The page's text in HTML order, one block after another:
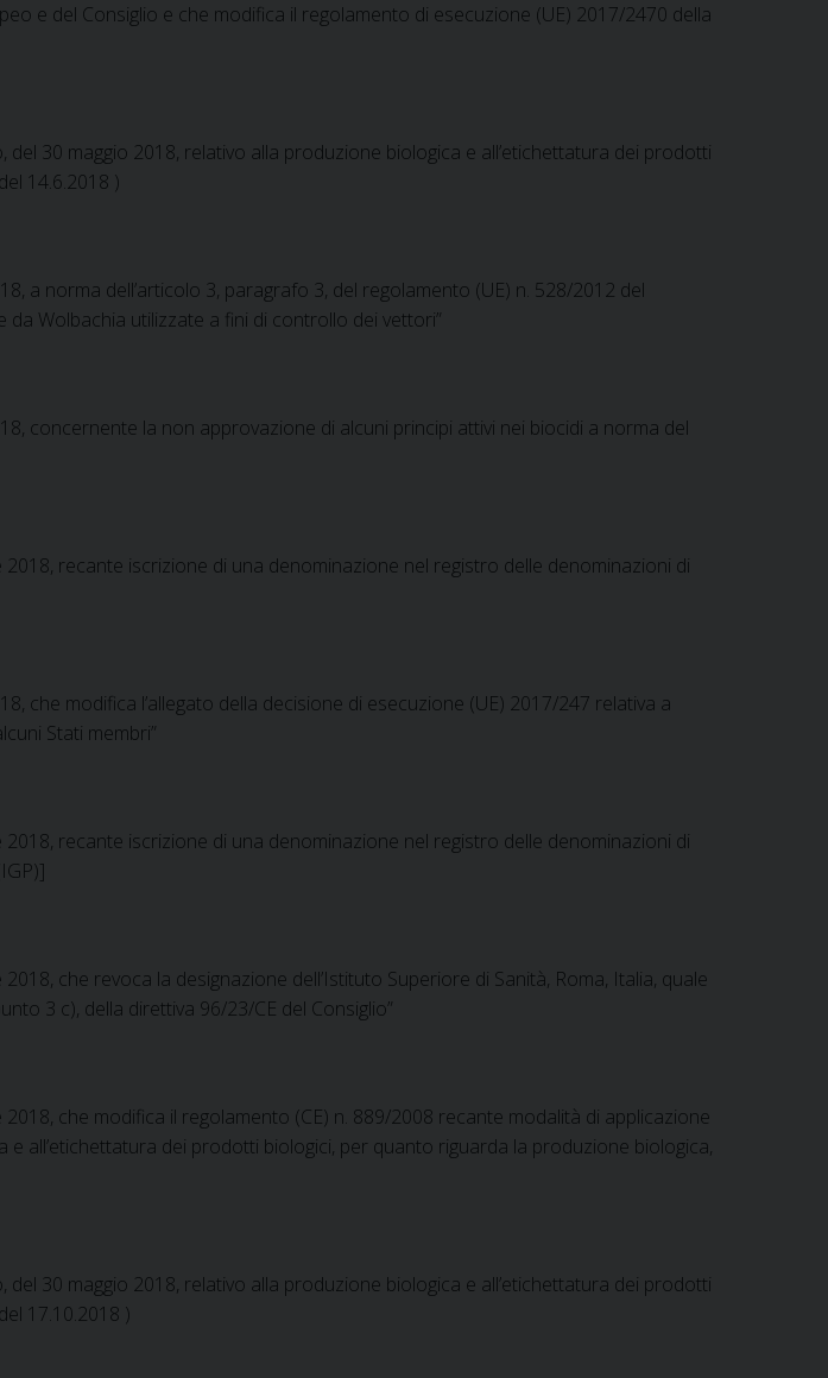
e del Consiglio e che modifica il regolamento di esecuzione (UE) 2017/2470 della
30 maggio 2018, relativo alla produzione biologica e all’etichettatura dei prodotti
14.6.2018 )
a norma dell’articolo 3, paragrafo 3, del regolamento (UE) n. 528/2012 del
Wolbachia utilizzate a fini di controllo dei vettori”
concernente la non approvazione di alcuni principi attivi nei biocidi a norma del
recante iscrizione di una denominazione nel registro delle denominazioni di
che modifica l’allegato della decisione di esecuzione (UE) 2017/247 relativa a
Stati membri”
recante iscrizione di una denominazione nel registro delle denominazioni di
che revoca la designazione dell’Istituto Superiore di Sanità, Roma, Italia, quale
3 c), della direttiva 96/23/CE del Consiglio”
che modifica il regolamento (CE) n. 889/2008 recante modalità di applicazione
all’etichettatura dei prodotti biologici, per quanto riguarda la produzione biologica,
30 maggio 2018, relativo alla produzione biologica e all’etichettatura dei prodotti
17.10.2018 )